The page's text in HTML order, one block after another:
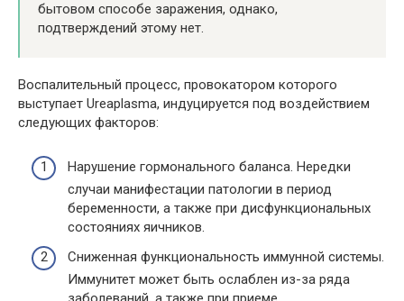
бытовом способе заражения, однако,
подтверждений этому нет.
Воспалительный процесс, провокатором которого
выступает Ureaplasma, индуцируется под воздействием
следующих факторов:
Нарушение гормонального баланса. Нередки
случаи манифестации патологии в период
беременности, а также при дисфункциональных
состояниях яичников.
Сниженная функциональность иммунной системы.
Иммунитет может быть ослаблен из-за ряда